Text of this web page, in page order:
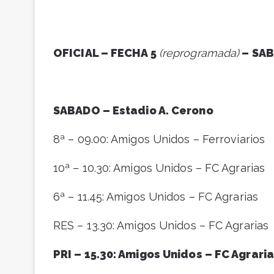
OFICIAL – FECHA 5 (reprogramada)–
SABADO – Estadio A. Cerono
8ª – 09.00: Amigos Unidos – Ferroviarios
10ª – 10.30: Amigos Unidos – FC Agrarias
6ª – 11.45: Amigos Unidos – FC Agrarias
RES – 13.30: Amigos Unidos – FC Agrarias
PRI – 15.30: Amigos Unidos – FC